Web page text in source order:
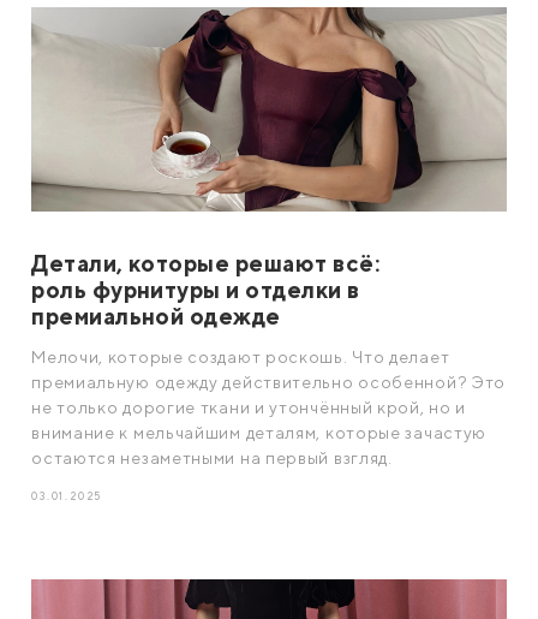
Детали, которые решают всё:
роль фурнитуры и отделки в
премиальной одежде
Мелочи, которые создают роскошь. Что делает
премиальную одежду действительно особенной? Это
не только дорогие ткани и утончённый крой, но и
внимание к мельчайшим деталям, которые зачастую
остаются незаметными на первый взгляд.
03.01.2025